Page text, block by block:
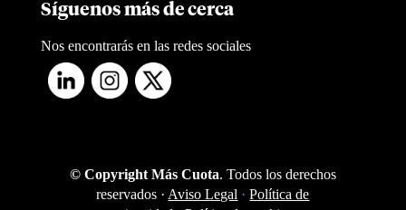
Síguenos más de cerca
Nos encontrarás en las redes sociales
© Copyright Más Cuota. Todos los derechos
reservados · Aviso Legal · Política de